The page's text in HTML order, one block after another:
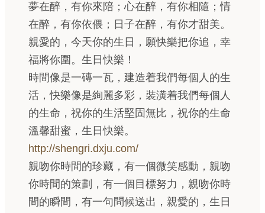
夢在醉，有你來陪；心在醉，有你相隨；情
在醉，有你依偎；日子在醉，有你才甜美。
親愛的，今天你的生日，願快樂把你追，幸
福將你圍。生日快樂！
時間像是一磚一瓦，建造着我們每個人的生
活，快樂像是絢麗多彩，裝潢着我們每個人
的生命，祝你的生活堅固無比，祝你的生命
溫馨甜蜜，生日快樂。
http://shengri.dxju.com/
親吻你時間的珍藏，有一個微笑感動，親吻
你時間的策劃，有一個目標努力，親吻你時
間的瞬間，有一句問候送出，親愛的，生日